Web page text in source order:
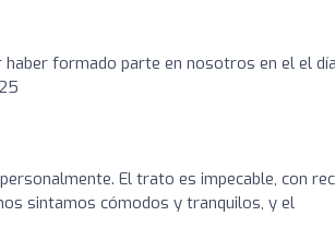
formado parte en nosotros en el el
El trato es impecable, con
sintamos cómodos y tranquilos, y el